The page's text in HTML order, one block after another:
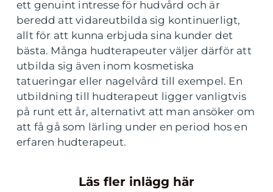
ett genuint intresse för hudvård och är
beredd att vidareutbilda sig kontinuerligt,
allt för att kunna erbjuda sina kunder det
bästa. Många hudterapeuter väljer därför att
utbilda sig även inom kosmetiska
tatueringar eller nagelvård till exempel. En
utbildning till hudterapeut ligger vanligtvis
på runt ett år, alternativt att man ansöker om
att få gå som lärling under en period hos en
erfaren hudterapeut.
Läs fler inlägg här